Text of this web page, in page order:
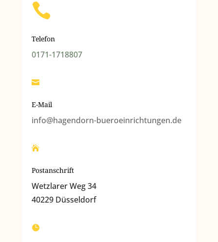

Telefon
0171-1718807

E-Mail
info@hagendorn-bueroeinrichtungen.de

Postanschrift
Wetzlarer Weg 34
40229 Düsseldorf
